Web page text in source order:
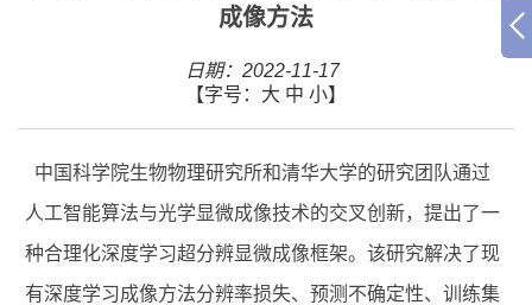
成像方法
日期：2022-11-17
【字号： 大 中 小】
中国科学院生物物理研究所和清华大学的研究团队通过
人工智能算法与光学显微成像技术的交叉创新，提出了一
种合理化深度学习超分辨显微成像框架。该研究解决了现
有深度学习成像方法分辨率损失、预测不确定性、训练集